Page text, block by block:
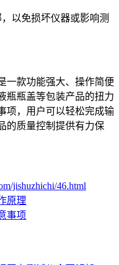
以免损坏仪器或影响测
一款功能强大、操作简便
瓶瓶盖等包装产品的扭力
项，用户可以轻松完成输
的质量控制提供有力保
jishuzhichi/46.html
原理
事项